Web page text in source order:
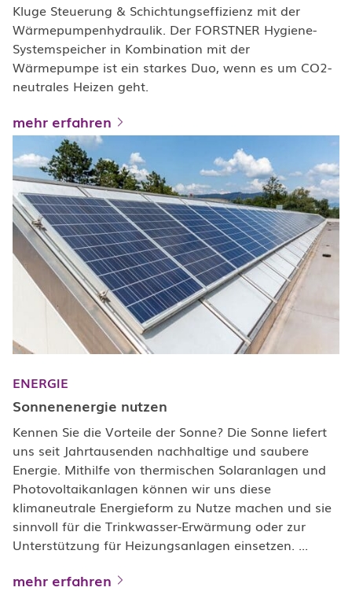
Kluge Steuerung & Schichtungseffizienz mit der
Wärmepumpenhydraulik. Der FORSTNER Hygiene-
Systemspeicher in Kombination mit der
Wärmepumpe ist ein starkes Duo, wenn es um CO2-
neutrales Heizen geht.
mehr erfahren
ENERGIE
Sonnenenergie nutzen
Kennen Sie die Vorteile der Sonne? Die Sonne liefert
uns seit Jahrtausenden nachhaltige und saubere
Energie. Mithilfe von thermischen Solaranlagen und
Photovoltaikanlagen können wir uns diese
klimaneutrale Energieform zu Nutze machen und sie
sinnvoll für die Trinkwasser-Erwärmung oder zur
Unterstützung für Heizungsanlagen einsetzen. ...
mehr erfahren